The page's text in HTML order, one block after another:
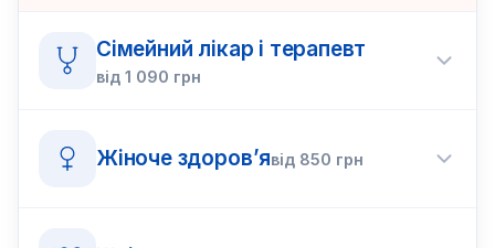
Сімейний лікар і терапевт
від 1 090 грн
Жіноче здоров’явід 850 грн